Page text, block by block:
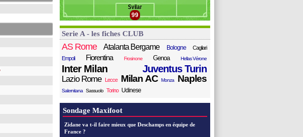
Hermoso
Niccolò Pisilli
Zalewski
99
Svilar
Serie A - les fiches CLUB
AS Rome Atalanta Bergame Bologne
Cagliari
Empoli
Fiorentina Frosinone Genoa Hellas Vérone
Inter Milan Juventus Turin
Lazio Rome Lecce Milan AC Monza Naples
Salernitana Sassuolo Torino Udinese
Sondage Maxifoot
Zidane va t-il faire mieux que Deschamps en équipe de
France ?